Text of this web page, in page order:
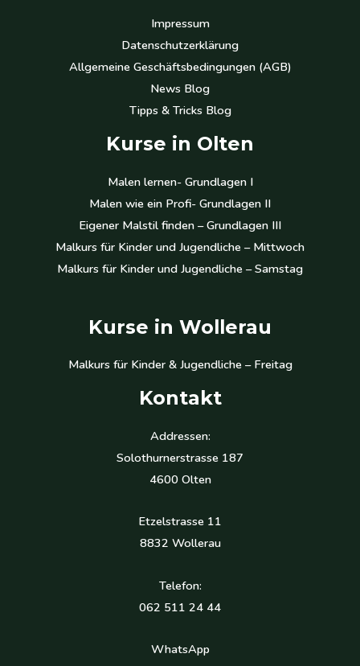
Impressum
Datenschutzerklärung
Allgemeine Geschäftsbedingungen (AGB)
News Blog
Tipps & Tricks Blog
Kurse in Olten
Malen lernen- Grundlagen I
Malen wie ein Profi- Grundlagen II
Eigener Malstil finden – Grundlagen III
Malkurs für Kinder und Jugendliche – Mittwoch
Malkurs für Kinder und Jugendliche – Samstag
Kurse in Wollerau
Malkurs für Kinder & Jugendliche – Freitag
Kontakt
Addressen:
Solothurnerstrasse 187
4600 Olten
Etzelstrasse 11
8832 Wollerau
Telefon:
062 511 24 44
WhatsApp